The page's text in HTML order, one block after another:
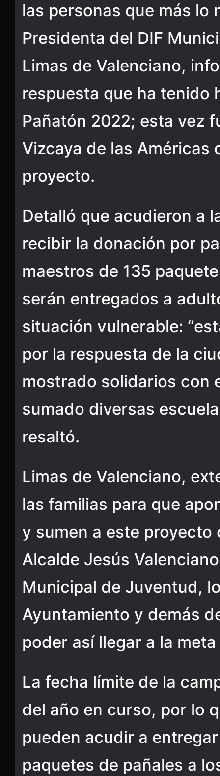
las personas que más lo
Presidenta del DIF
Limas de Valenciano,
respuesta que ha tenido
Pañatón 2022; esta vez
Vizcaya de las Américas
proyecto.
Detalló que acudieron a
recibir la donación por
maestros de 135
serán entregados a
situación vulnerable:
por la respuesta de la
mostrado solidarios con
sumado diversas
resaltó.
Limas de Valenciano,
las familias para que
y sumen a este proyecto
Alcalde Jesús
Municipal de Juventud,
Ayuntamiento y demás
poder así llegar a la
La fecha límite de la
del año en curso, por lo
pueden acudir a
paquetes de pañales a